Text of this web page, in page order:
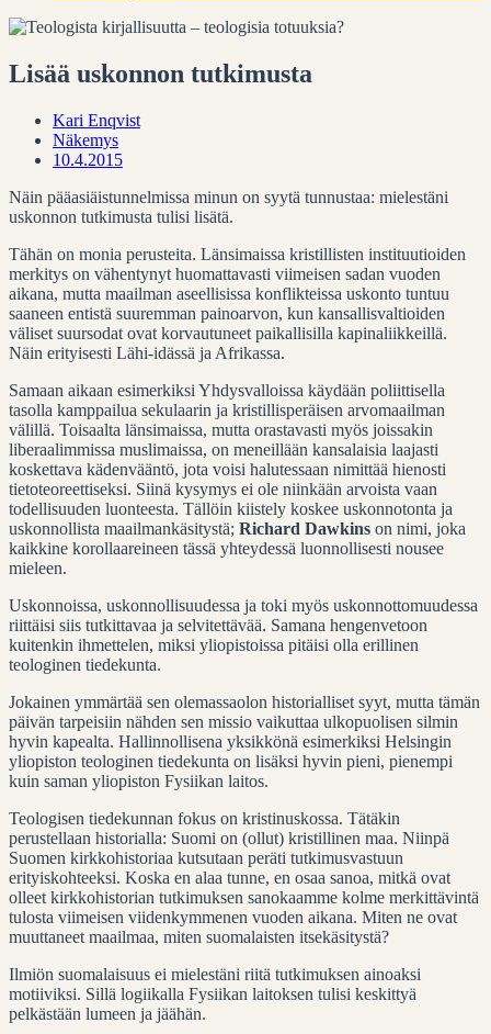
Lisää uskonnon tutkimusta
Kari Enqvist
Näkemys
10.4.2015
Näin pääasiäistunnelmissa minun on syytä tunnustaa: mielestäni
uskonnon tutkimusta tulisi lisätä.
Tähän on monia perusteita. Länsimaissa kristillisten instituutioiden
merkitys on vähentynyt huomattavasti viimeisen sadan vuoden
aikana, mutta maailman aseellisissa konflikteissa uskonto tuntuu
saaneen entistä suuremman painoarvon, kun kansallisvaltioiden
väliset suursodat ovat korvautuneet paikallisilla kapinaliikkeillä.
Näin erityisesti Lähi-idässä ja Afrikassa.
Samaan aikaan esimerkiksi Yhdysvalloissa käydään poliittisella
tasolla kamppailua sekulaarin ja kristillisperäisen arvomaailman
välillä. Toisaalta länsimaissa, mutta orastavasti myös joissakin
liberaalimmissa muslimaissa, on meneillään kansalaisia laajasti
koskettava kädenvääntö, jota voisi halutessaan nimittää hienosti
tietoteoreettiseksi. Siinä kysymys ei ole niinkään arvoista vaan
todellisuuden luonteesta. Tällöin kiistely koskee uskonnotonta ja
uskonnollista maailmankäsitystä; Richard Dawkins on nimi, joka
kaikkine korollaareineen tässä yhteydessä luonnollisesti nousee
mieleen.
Uskonnoissa, uskonnollisuudessa ja toki myös uskonnottomuudessa
riittäisi siis tutkittavaa ja selvitettävää. Samana hengenvetoon
kuitenkin ihmettelen, miksi yliopistoissa pitäisi olla erillinen
teologinen tiedekunta.
Jokainen ymmärtää sen olemassaolon historialliset syyt, mutta tämän
päivän tarpeisiin nähden sen missio vaikuttaa ulkopuolisen silmin
hyvin kapealta. Hallinnollisena yksikkönä esimerkiksi Helsingin
yliopiston teologinen tiedekunta on lisäksi hyvin pieni, pienempi
kuin saman yliopiston Fysiikan laitos.
Teologisen tiedekunnan fokus on kristinuskossa. Tätäkin
perustellaan historialla: Suomi on (ollut) kristillinen maa. Niinpä
Suomen kirkkohistoriaa kutsutaan peräti tutkimusvastuun
erityiskohteeksi. Koska en alaa tunne, en osaa sanoa, mitkä ovat
olleet kirkkohistorian tutkimuksen sanokaamme kolme merkittävintä
tulosta viimeisen viidenkymmenen vuoden aikana. Miten ne ovat
muuttaneet maailmaa, miten suomalaisten itsekäsitystä?
Ilmiön suomalaisuus ei mielestäni riitä tutkimuksen ainoaksi
motiiviksi. Sillä logiikalla Fysiikan laitoksen tulisi keskittyä
pelkästään lumeen ja jäähän.